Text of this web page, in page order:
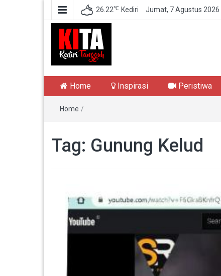
26.22℃ Kediri Jumat, 7 Agustus 2026
Kediri Tangguh
Home Inspirasi Peristiwa
Home /
Tag: Gunung Kelud